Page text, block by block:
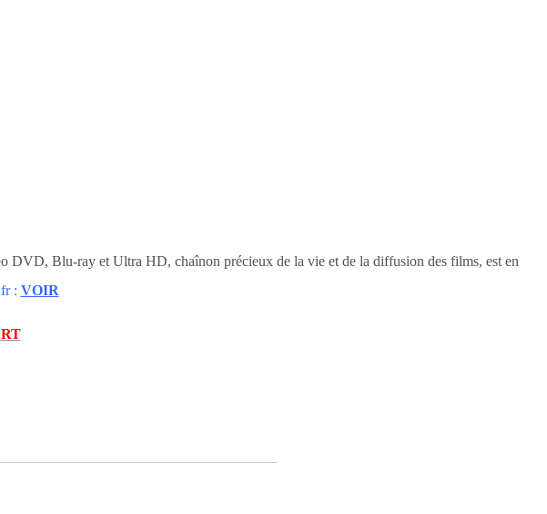
DVD, Blu-ray et Ultra HD, chaînon précieux de la vie et de la diffusion des films, est en
: VOIR